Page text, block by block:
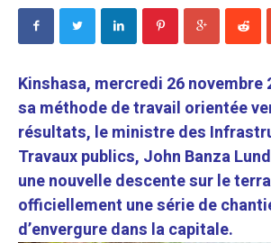
Kinshasa, mercredi 26 novembre
sa méthode de travail orientée
résultats, le ministre des
Travaux publics, John Banza
une nouvelle descente sur le
officiellement une série de
d’envergure dans la capitale.